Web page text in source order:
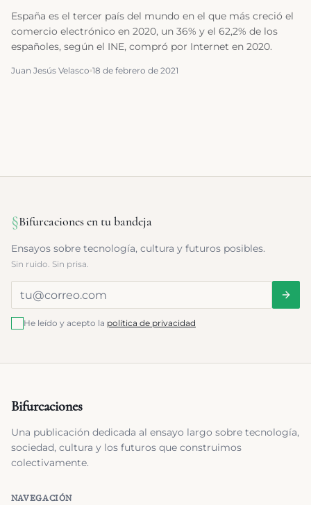
España es el tercer país del mundo en el que más creció el
comercio electrónico en 2020, un 36% y el 62,2% de los
españoles, según el INE, compró por Internet en 2020.
Juan Jesús Velasco 18 de febrero de 2021
§Bifurcaciones en tu bandeja
Ensayos sobre tecnología, cultura y futuros posibles.
Sin ruido. Sin prisa.
He leído y acepto la política de privacidad
Bifurcaciones
Una publicación dedicada al ensayo largo sobre tecnología,
sociedad, cultura y los futuros que construimos
colectivamente.
NAVEGACIÓN